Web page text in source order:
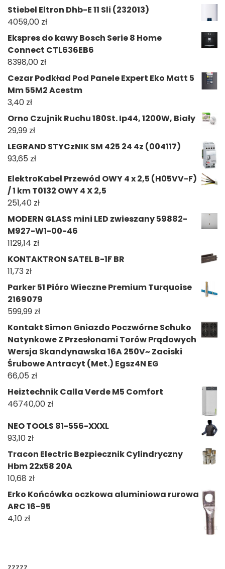
Stiebel Eltron Dhb-E 11 Sli (232013)
4059,00 zł
Ekspres do kawy Bosch Serie 8 Home
Connect CTL636EB6
8398,00 zł
Cezar Podkład Pod Panele Expert Eko Matt 5
Mm 55M2 Acestm
3,40 zł
Orno Czujnik Ruchu 180St. Ip44, 1200W, Biały
29,99 zł
LEGRAND STYCzNIK SM 425 24 4z (004117)
93,65 zł
ElektroKabel Przewód OWY 4 x 2,5 (H05VV-F)
/ 1 km T0132 OWY 4 X 2,5
251,40 zł
MODERN GLASS mini LED zwieszany 59882-
M927-W1-00-46
1129,14 zł
KONTAKTRON SATEL B-1F BR
11,73 zł
Parker 51 Pióro Wieczne Premium Turquoise
2169079
599,99 zł
Kontakt Simon Gniazdo Poczwórne Schuko
Natynkowe Z Przesłonami Torów Prądowych
Wersja Skandynawska 16A 250V~ Zaciski
Śrubowe Antracyt (Met.) Egsz4N EG
66,05 zł
Heiztechnik Calla Verde M5 Comfort
46740,00 zł
NEO TOOLS 81-556-XXXL
93,10 zł
Tracon Electric Bezpiecznik Cylindryczny
Hbm 22x58 20A
10,68 zł
Erko Końcówka oczkowa aluminiowa rurowa
ARC 16-95
4,10 zł